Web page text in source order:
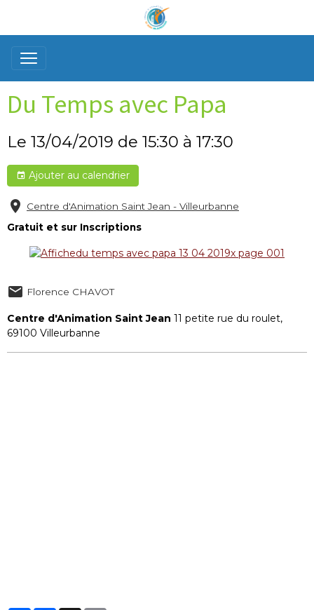
Du Temps avec Papa
Le 13/04/2019 de 15:30 à 17:30
Ajouter au calendrier
Centre d'Animation Saint Jean - Villeurbanne
Gratuit et sur Inscriptions
Florence CHAVOT
Centre d'Animation Saint Jean 11 petite rue du roulet,
69100 Villeurbanne